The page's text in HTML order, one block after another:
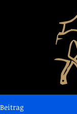
Beitrag